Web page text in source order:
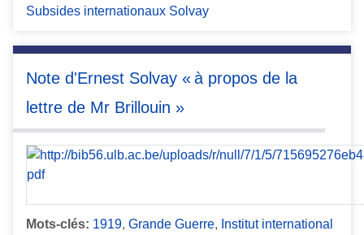
Subsides internationaux Solvay
Note d'Ernest Solvay « à propos de la
lettre de Mr Brillouin »
Mots-clés: 1919, Grande Guerre, Institut international